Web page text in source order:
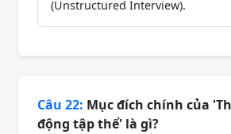
(Unstructured Interview).
Câu 22: Mục đích chính của
động tập thể' là gì?